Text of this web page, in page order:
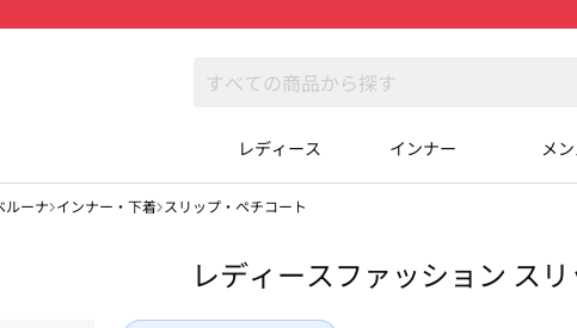
レディース インナー メ
ルーナ インナー・下着 スリップ・ペチコート
レディースファッション ス